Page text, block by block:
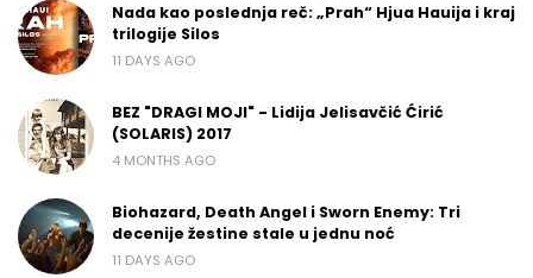
Nada kao poslednja reč: „Prah“ Hjua Hauija i kraj
trilogije Silos
11 DAYS AGO
BEZ "DRAGI MOJI" - Lidija Jelisavčić Ćirić
(SOLARIS) 2017
4 MONTHS AGO
Biohazard, Death Angel i Sworn Enemy: Tri
decenije žestine stale u jednu noć
11 DAYS AGO